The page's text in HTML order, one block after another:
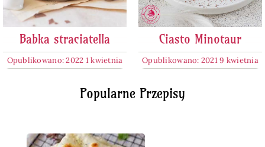
Popularne Przepisy
Babka straciatella
Opublikowano: 2022 1 kwietnia
Ciasto Minotaur
Opublikowano: 2021 9 kwietnia